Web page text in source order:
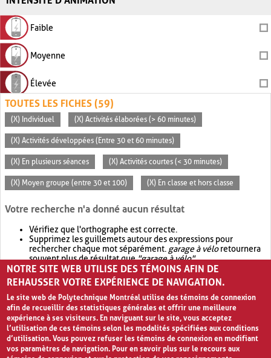
Faible
Moyenne
Élevée
TOUTES LES FICHES (59)
(X) Individuel (X) Activités élaborées (> 60 minutes)
(X) Activités développées (Entre 30 et 60 minutes)
(X) En plusieurs séances (X) Activités courtes (< 30 minutes)
(X) Moyen groupe (entre 30 et 100) (X) En classe et hors classe
Votre recherche n'a donné aucun résultat
Vérifiez que l'orthographe est correcte.
Supprimez les guillemets autour des expressions pour
rechercher chaque mot séparément. garage à véloretournera
souvent plus de résultat que"garage à vélo".
Envisagez d'élargir votre recherche avec OR.garage OR vélo
retournera souvent plus de résultat quegarage à vélo
NOTRE SITE WEB UTILISE DES TÉMOINS AFIN DE
REHAUSSER VOTRE EXPÉRIENCE DE NAVIGATION.
Le site web de Polytechnique Montréal utilise des témoins de connexion
afin de recueillir des statistiques générales et offrir une meilleure
expérience à ses visiteurs. En naviguant sur le site, vous acceptez
l’utilisation de ces témoins selon les modalités spécifiées aux conditions
d’utilisation. Vous pouvez refuser les témoins de connexion en modifiant
vos paramètres de navigation. Pour en savoir plus sur le recours aux